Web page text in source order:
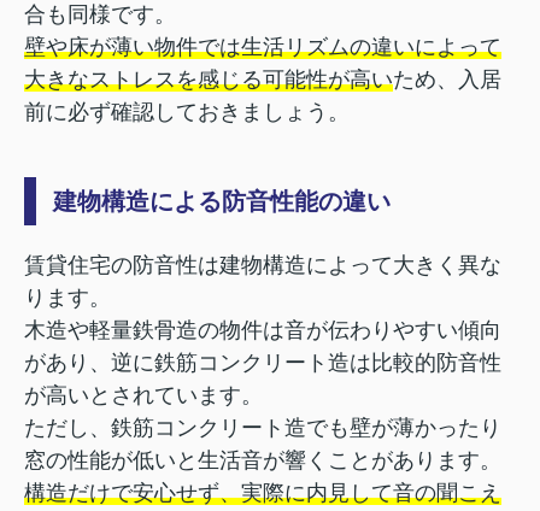
合も同様です。
壁や床が薄い物件では生活リズムの違いによって
大きなストレスを感じる可能性が高いため、入居
前に必ず確認しておきましょう。
建物構造による防音性能の違い
賃貸住宅の防音性は建物構造によって大きく異な
ります。
木造や軽量鉄骨造の物件は音が伝わりやすい傾向
があり、逆に鉄筋コンクリート造は比較的防音性
が高いとされています。
ただし、鉄筋コンクリート造でも壁が薄かったり
窓の性能が低いと生活音が響くことがあります。
構造だけで安心せず、実際に内見して音の聞こえ